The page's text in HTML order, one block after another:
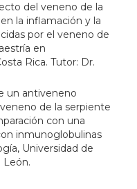
del veneno de la
la inflamación y la
por el veneno de
en
Rica. Tutor: Dr.
un antiveneno
de la serpiente
con una
inmunoglobulinas
Universidad de
León.